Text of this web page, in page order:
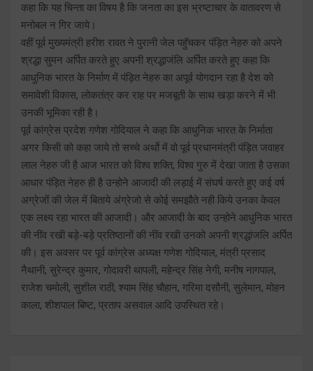
कहा कि यह चिन्ता का विषय है कि जनता का इस भ्रष्टाचार के वातावरण से
मनोबल न गिर जाये।
वहीं पूर्व मुख्यमंत्री हरीश रावत ने पुरानी जेल पहुॅचकर पंड़ित नेहरु को अपने
श्रद्धा सुमन अर्पित करते हुए अपनी श्रद्धाजंलि अर्पित करते हुए कहा कि
आधुनिक भारत के निर्माण में पंड़ित नेहरु का अपूर्व योगदान रहा है देश को
समावेशी विकास, लोकतंत्र कर राह पर मजबूती के साथ खड़ा करने में भी
उनकी भूमिका रही है।
पूर्व कांग्रेस प्रदेश गणेश गोदियाल ने कहा कि आधुनिक भारत के निर्माता
अगर किसी को कहा जाये तो सच्चे अर्थाे में वो पूर्व प्रधानमंत्री पंड़ित जवाहर
लाल नेहरु जी है आज भारत को विश्व शक्ति, विश्व गुरु में देखा जाता है उसका
आधार पंड़ित नेहरु ही है उन्होने आजादी की लड़ाई में संघर्ष करते हुए कई वर्ष
अग्रेजों की जेल में बिताये अंग्रेजो से कोई समझौते नही किये उनका केवल
एक लक्ष्य रहा भारत की आजादी। और आजादी के बाद उन्होने आधुनिक भारत
की नींव रखी बड़े-बड़े प्रतिष्ठानों की नींव रखी उनको अपनी श्रद्धांजलि अर्पित
की। इस अवसर पर पूर्व कांग्रेस अध्यक्ष गणेश गोदियाल, मंत्री प्रसाद
नैथानी, सुरेन्द्र कुमार, गोदावरी थापली, महेन्द्र सिंह नेगी, मनीष नागपाल,
राजेश चमोली, सुशील राठी, श्याम सिंह चौहान, गरिमा दसौनी, सुलेमान, मोहन
काला, शीशपाल बिष्ट, प्रताप असवाल आदि उपस्थित रहे।